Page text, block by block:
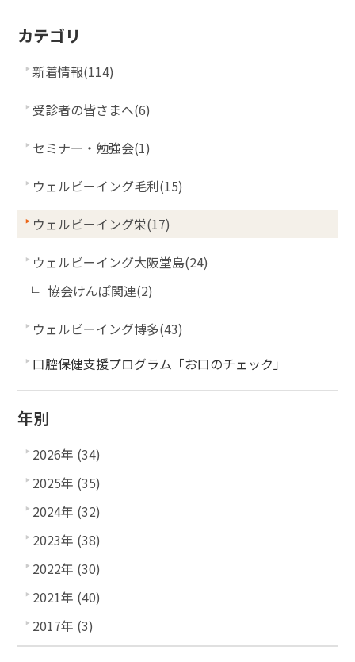
カテゴリ
新着情報(114)
受診者の皆さまへ(6)
セミナー・勉強会(1)
ウェルビーイング毛利(15)
ウェルビーイング栄(17)
ウェルビーイング大阪堂島(24)
協会けんぽ関連(2)
ウェルビーイング博多(43)
口腔保健支援プログラム「お口のチェック」
年別
2026年 (34)
2025年 (35)
2024年 (32)
2023年 (38)
2022年 (30)
2021年 (40)
2017年 (3)